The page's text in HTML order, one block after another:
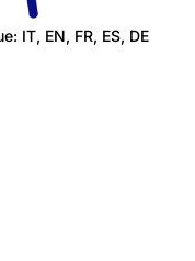
IT, EN, FR, ES, DE